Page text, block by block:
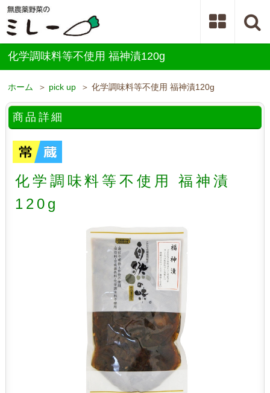
化学調味料等不使用 福神漬120g
ホーム ＞ pick up ＞ 化学調味料等不使用 福神漬120g
商品詳細
化学調味料等不使用 福神漬
120g